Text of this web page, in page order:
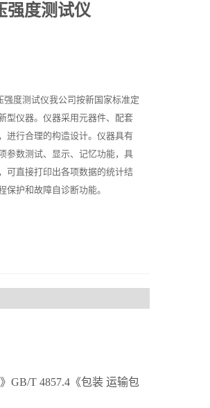
强度测试仪
强度测试仪我公司按新国家标准定
型仪器。仪器采用元器件、配套
进行合理的构造设计。仪器具有
参数测试、显示、记忆功能，具
可直接打印出各项数据的统计结
保护和故障自诊断功能。
GB/T 4857.4《包装 运输包